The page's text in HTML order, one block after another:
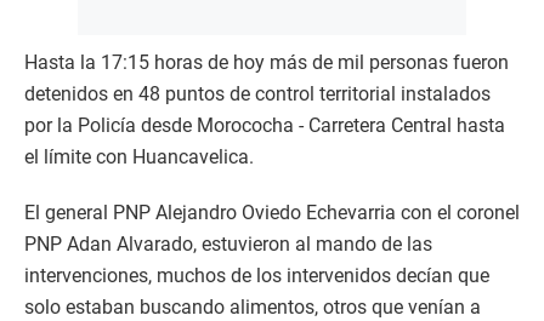
Hasta la 17:15 horas de hoy más de mil personas fueron
detenidos en 48 puntos de control territorial instalados
por la Policía desde Morococha - Carretera Central hasta
el límite con Huancavelica.
El general PNP Alejandro Oviedo Echevarria con el coronel
PNP Adan Alvarado, estuvieron al mando de las
intervenciones, muchos de los intervenidos decían que
solo estaban buscando alimentos, otros que venían a